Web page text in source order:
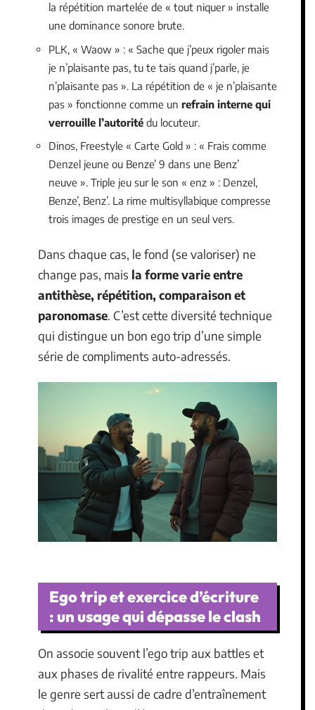
la répétition martelée de « tout niquer » installe
une dominance sonore brute.
PLK, « Waow » : « Sache que j’peux rigoler mais
je n’plaisante pas, tu te tais quand j’parle, je
n’plaisante pas ». La répétition de « je n’plaisante
pas » fonctionne comme un refrain interne qui
verrouille l’autorité du locuteur.
Dinos, Freestyle « Carte Gold » : « Frais comme
Denzel jeune ou Benze’ 9 dans une Benz’
neuve ». Triple jeu sur le son « enz » : Denzel,
Benze’, Benz’. La rime multisyllabique compresse
trois images de prestige en un seul vers.
Dans chaque cas, le fond (se valoriser) ne
change pas, mais la forme varie entre
antithèse, répétition, comparaison et
paronomase. C’est cette diversité technique
qui distingue un bon ego trip d’une simple
série de compliments auto-adressés.
Ego trip et exercice d’écriture
: un usage qui dépasse le clash
On associe souvent l’ego trip aux battles et
aux phases de rivalité entre rappeurs. Mais
le genre sert aussi de cadre d’entraînement